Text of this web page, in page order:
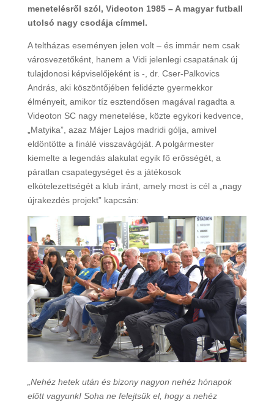
menetelésről szól, Videoton 1985 – A magyar futball
utolsó nagy csodája címmel.
A teltházas eseményen jelen volt – és immár nem csak
városvezetőként, hanem a Vidi jelenlegi csapatának új
tulajdonosi képviselőjeként is -, dr. Cser-Palkovics
András, aki köszöntőjében felidézte gyermekkor
élményeit, amikor tíz esztendősen magával ragadta a
Videoton SC nagy menetelése, közte egykori kedvence,
„Matyika”, azaz Májer Lajos madridi gólja, amivel
eldöntötte a finálé visszavágóját. A polgármester
kiemelte a legendás alakulat egyik fő erősségét, a
páratlan csapategységet és a játékosok
elkötelezettségét a klub iránt, amely most is cél a „nagy
újrakezdés projekt” kapcsán:
„Nehéz hetek után és bizony nagyon nehéz hónapok
előtt vagyunk! Soha ne felejtsük el, hogy a nehéz